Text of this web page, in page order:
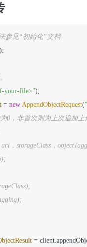
参见“初始化”文档
your-file>"
= new AppendObjectRequest(
0，非首次则为上次追加上
，storageClass，
=